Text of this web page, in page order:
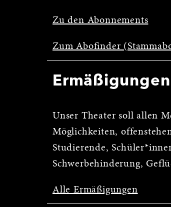
Zu den Abonnements
Zum Abofinder
Ermäßigungen
Unser Theater soll allen
Möglichkeiten,
Studierende,
Schwerbehinderung,
Alle Ermäßigungen